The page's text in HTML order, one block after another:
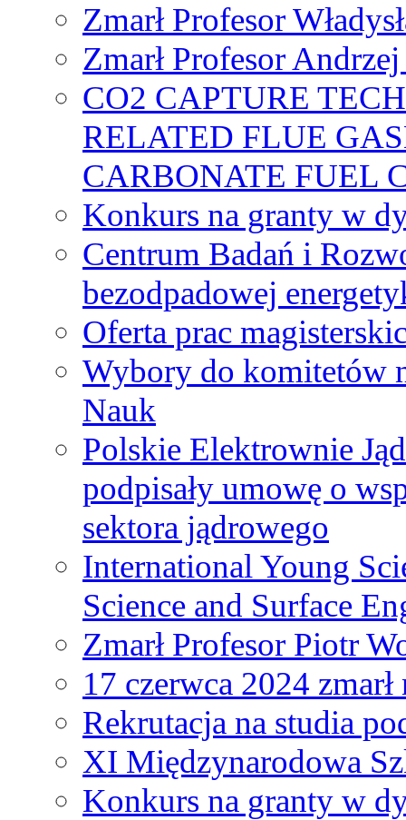
Zmarł Profesor
Zmarł Profesor
CO2 CAPTURE
RELATED FLUE
CARBONATE FUEL
Konkurs na granty w
Centrum Badań i
bezodpadowej
Oferta prac
Wybory do komitetów
Nauk
Polskie Elektrownie
podpisały umowę o
sektora jądrowego
International Young
Science and Surface
Zmarł Profesor Piotr
17 czerwca 2024
Rekrutacja na studia
XI Międzynarodowa
Konkurs na granty w